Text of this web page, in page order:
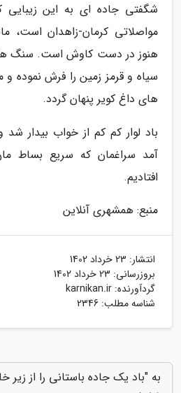
شگفتی جاده ای به این
مواصلاتی کرمان-زاهدان است،
هنوز در دست کاوش است. سنگ
سیاه و قرمز زمین را فرش نموده و
های داغ کویر پنهان گردد.
باد لوار کم کم از خواب بیدار
آمد سراغمان که سریع بساط
افتادیم.
منبع: همشهری آنلاین
انتشار: 23 خرداد 1402
بروزرسانی: 23 خرداد 1402
گردآورنده: karnikan.ir
شناسه مطلب: 2346
به "باد یک جاده باستانی را از زیر